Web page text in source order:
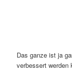
Das ganze ist ja
verbessert werden